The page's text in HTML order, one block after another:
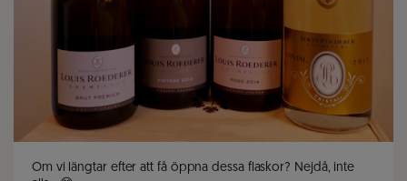
Om vi längtar efter att få öppna dessa flaskor? Nejdå, inte